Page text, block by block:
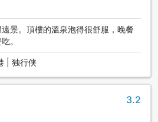
景。頂樓的溫泉泡得很舒服，晚餐
。
| 独行侠
3.2